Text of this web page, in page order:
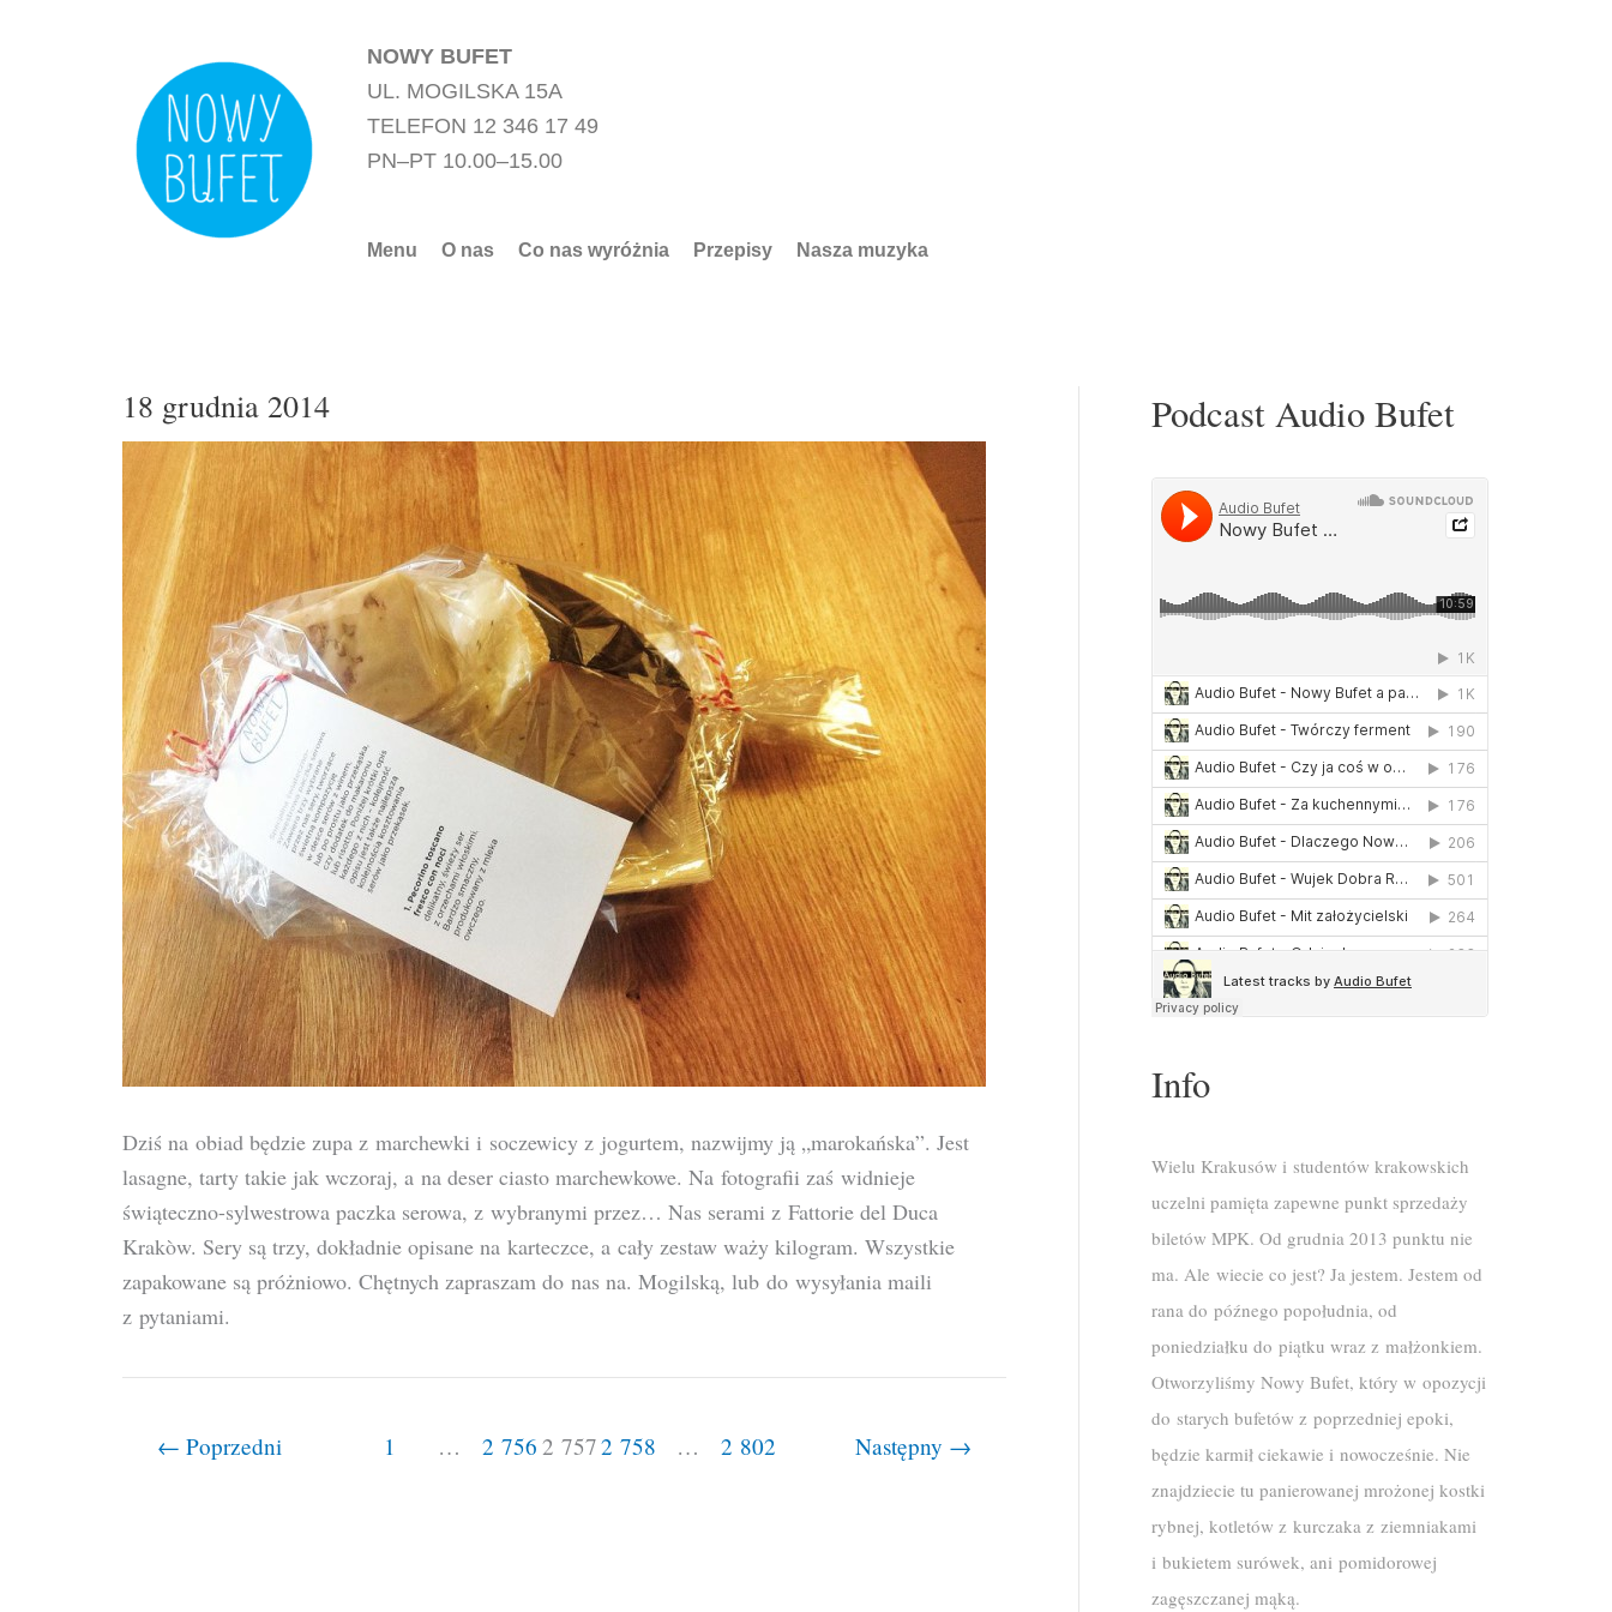
NOWY BUFET
UL. MOGILSKA 15A
TELEFON 12 346 17 49
PN–PT 10.00–15.00
Menu O nas Co nas wyróżnia Przepisy Nasza muzyka
18 grudnia 2014
Dziś na obiad będzie zupa z marchewki i soczewicy z jogurtem, nazwijmy ją „marokańska”. Jest
lasagne, tarty takie jak wczoraj, a na deser ciasto marchewkowe. Na fotografii zaś widnieje
świąteczno-sylwestrowa paczka serowa, z wybranymi przez… Nas serami z Fattorie del Duca
Krakòw. Sery są trzy, dokładnie opisane na karteczce, a cały zestaw waży kilogram. Wszystkie
zapakowane są próżniowo. Chętnych zapraszam do nas na. Mogilską, lub do wysyłania maili
z pytaniami.
← Poprzedni 1 … 2 756 2 7572 758 … 2 802 Następny →
Podcast Audio Bufet
Info
Wielu Krakusów i studentów krakowskich
uczelni pamięta zapewne punkt sprzedaży
biletów MPK. Od grudnia 2013 punktu nie
ma. Ale wiecie co jest? Ja jestem. Jestem od
rana do późnego popołudnia, od
poniedziałku do piątku wraz z małżonkiem.
Otworzyliśmy Nowy Bufet, który w opozycji
do starych bufetów z poprzedniej epoki,
będzie karmił ciekawie i nowocześnie. Nie
znajdziecie tu panierowanej mrożonej kostki
rybnej, kotletów z kurczaka z ziemniakami
i bukietem surówek, ani pomidorowej
zagęszczanej mąką.